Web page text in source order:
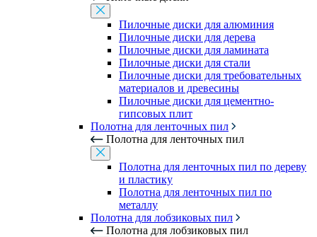
Пилочные диски для алюминия
Пилочные диски для дерева
Пилочные диски для ламината
Пилочные диски для стали
Пилочные диски для требовательных
материалов и древесины
Пилочные диски для цементно-
гипсовых плит
Полотна для ленточных пил
Полотна для ленточных пил
Полотна для ленточных пил по дереву
и пластику
Полотна для ленточных пил по
металлу
Полотна для лобзиковых пил
Полотна для лобзиковых пил